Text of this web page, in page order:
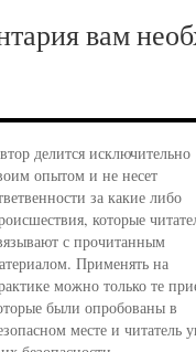
вам
делится исключительно
опытом и не несет
за какие либо
которые
с прочитанным
Применять на
можно только те
были опробованы в
месте и читатель